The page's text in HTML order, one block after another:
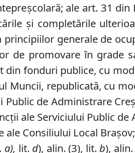
ale art. 31
şi completările
generale de
de promovare în grade
fonduri publice, cu
Muncii, republicată, cu
de Administrare
ale Serviciului Public de
Consiliului Local Braşov;
a), lit. d), alin. (3), lit.b),